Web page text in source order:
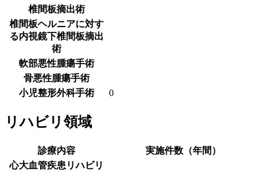
椎間板摘出術
椎間板ヘルニアに対す
る内視鏡下椎間板摘出
術
軟部悪性腫瘍手術
骨悪性腫瘍手術
小児整形外科手術
0
リハビリ領域
診療内容
実施件数（年間）
心大血管疾患リハビリ